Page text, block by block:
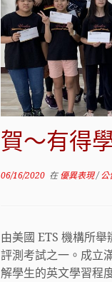
賀～有得
06/16/2020 在優異表現/公
由美國 ETS 機構所
評測考試之一 。成立
解學生的英文學習程